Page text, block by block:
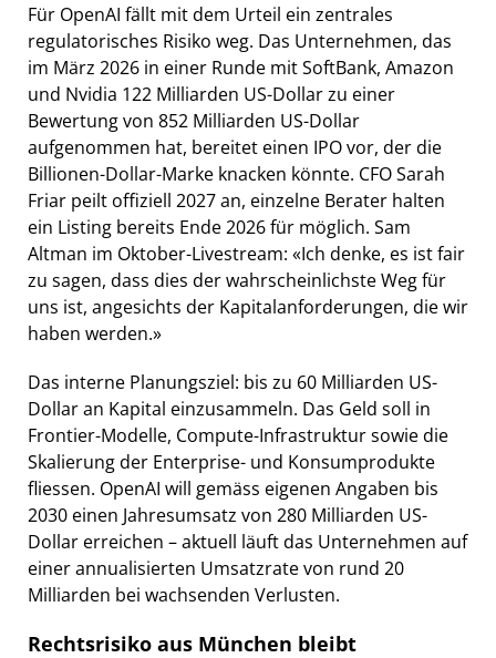
Für OpenAI fällt mit dem Urteil ein zentrales
regulatorisches Risiko weg. Das Unternehmen, das
im März 2026 in einer Runde mit SoftBank, Amazon
und Nvidia 122 Milliarden US-Dollar zu einer
Bewertung von 852 Milliarden US-Dollar
aufgenommen hat, bereitet einen IPO vor, der die
Billionen-Dollar-Marke knacken könnte. CFO Sarah
Friar peilt offiziell 2027 an, einzelne Berater halten
ein Listing bereits Ende 2026 für möglich. Sam
Altman im Oktober-Livestream: «Ich denke, es ist fair
zu sagen, dass dies der wahrscheinlichste Weg für
uns ist, angesichts der Kapitalanforderungen, die wir
haben werden.»
Das interne Planungsziel: bis zu 60 Milliarden US-
Dollar an Kapital einzusammeln. Das Geld soll in
Frontier-Modelle, Compute-Infrastruktur sowie die
Skalierung der Enterprise- und Konsumprodukte
fliessen. OpenAI will gemäss eigenen Angaben bis
2030 einen Jahresumsatz von 280 Milliarden US-
Dollar erreichen – aktuell läuft das Unternehmen auf
einer annualisierten Umsatzrate von rund 20
Milliarden bei wachsenden Verlusten.
Rechtsrisiko aus München bleibt